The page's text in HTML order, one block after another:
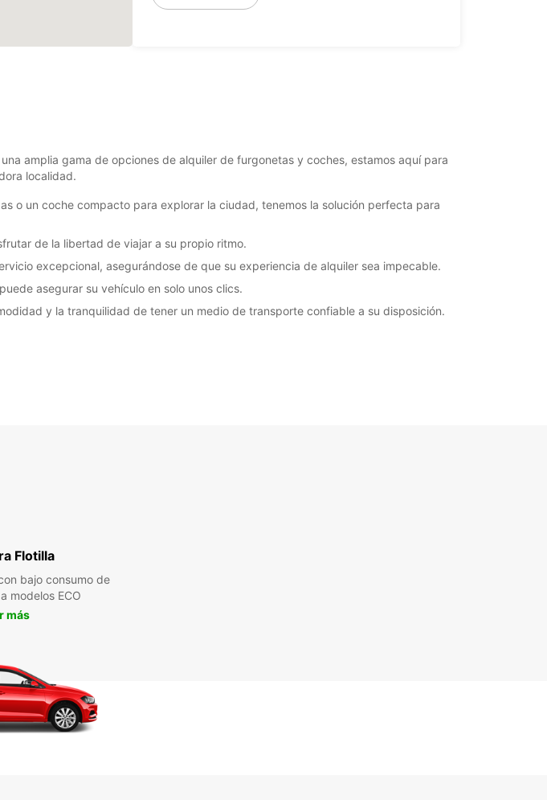
amplia gama de opciones de alquiler de furgonetas y coches, estamos aquí para
localidad.
o un coche compacto para explorar la ciudad, tenemos la solución perfecta para
de la libertad de viajar a su propio ritmo.
excepcional, asegurándose de que su experiencia de alquiler sea impecable.
asegurar su vehículo en solo unos clics.
y la tranquilidad de tener un medio de transporte confiable a su disposición.
Flotilla
bajo consumo de
modelos ECO
más